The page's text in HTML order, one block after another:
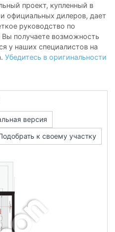
проект, купленный в
официальных дилеров, дает
руководство по
получаете возможность
у наших специалистов на
Убедитесь в оригинальности
версия
к своему участку